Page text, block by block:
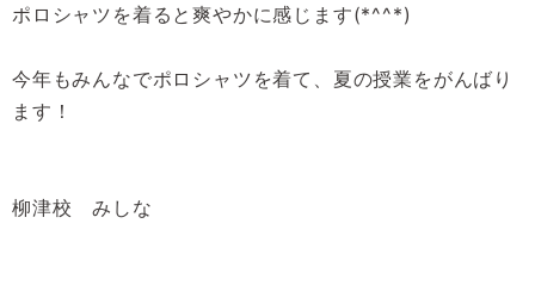
ポロシャツを着ると爽やかに感じます(*^^*)
今年もみんなでポロシャツを着て、夏の授業をがんばり
ます！
柳津校 みしな